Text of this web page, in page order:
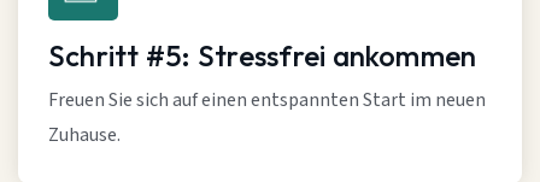
Schritt #5: Stressfrei ankommen
Freuen Sie sich auf einen entspannten Start im neuen
Zuhause.